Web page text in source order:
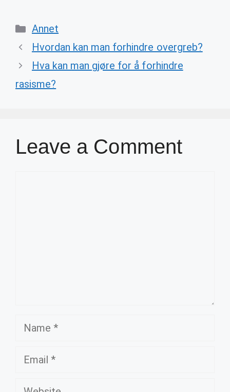
Categories
Annet
Hvordan kan man forhindre overgreb?
Hva kan man gjøre for å forhindre
rasisme?
Leave a Comment
Name
Email
Website